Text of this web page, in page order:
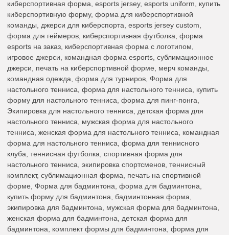
киберспортивная форма, esports jersey, esports uniform, купить
киберспортивную форму, форма для киберспортивной
команды, джерси для киберспорта, esports jersey custom,
форма для геймеров, киберспортивная футболка, форма
esports на заказ, киберспортивная форма с логотипом,
игровое джерси, командная форма esports, сублимационное
джерси, печать на киберспортивной форме, мерч команды,
командная одежда, форма для турниров, Форма для
настольного тенниса, форма для настольного тенниса, купить
форму для настольного тенниса, форма для пинг-понга,
Экипировка для настольного тенниса, детская форма для
настольного тенниса, мужская форма для настольного
тенниса, женская форма для настольного тенниса, командная
форма для настольного тенниса, форма для теннисного
клуба, теннисная футболка, спортивная форма для
настольного тенниса, экипировка спортсменов, теннисный
комплект, сублимационная форма, печать на спортивной
форме, Форма для бадминтона, форма для бадминтона,
купить форму для бадминтона, бадминтонная форма,
экипировка для бадминтона, мужская форма для бадминтона,
женская форма для бадминтона, детская форма для
бадминтона, комплект формы для бадминтона, форма для